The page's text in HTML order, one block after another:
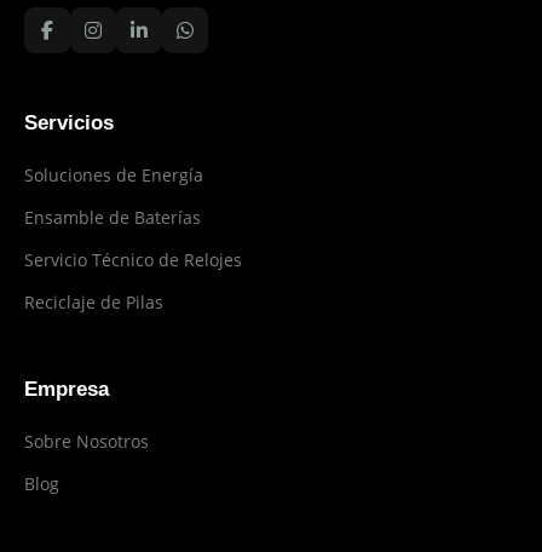
Servicios
Soluciones de Energía
Ensamble de Baterías
Servicio Técnico de Relojes
Reciclaje de Pilas
Empresa
Sobre Nosotros
Blog